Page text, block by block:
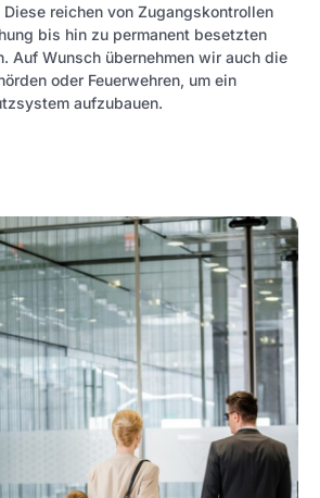
Diese reichen von Zugangskontrollen
bis hin zu permanent besetzten
Auf Wunsch übernehmen wir auch die
oder Feuerwehren, um ein
aufzubauen.